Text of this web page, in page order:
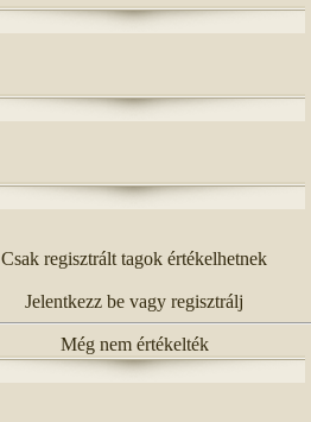
Csak regisztrált tagok értékelhetnek
Jelentkezz be vagy regisztrálj
Még nem értékelték